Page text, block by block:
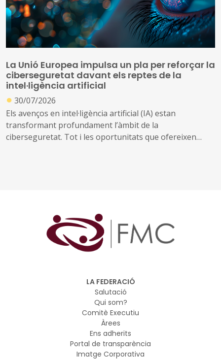
La Unió Europea impulsa un pla per reforçar la
ciberseguretat davant els reptes de la
intel·ligència artificial
● 30/07/2026
Els avenços en intel·ligència artificial (IA) estan
transformant profundament l’àmbit de la
ciberseguretat. Tot i les oportunitats que ofereixen
presentat el Pla d'Acció sobre Ciberseguretat i IA, una
iniciativa que mobilitzarà els estats membres, la
indústria i diferents organitzacions europees per
reforçar la seguretat digital de la Unió. El pla es basa en
vol garantir que els nous models d’IA es desenvolupin i
s’utilitzin de manera segura
LA FEDERACIÓ
Salutació
Qui som?
Comitè Executiu
Àrees
Ens adherits
Portal de transparència
Imatge Corporativa